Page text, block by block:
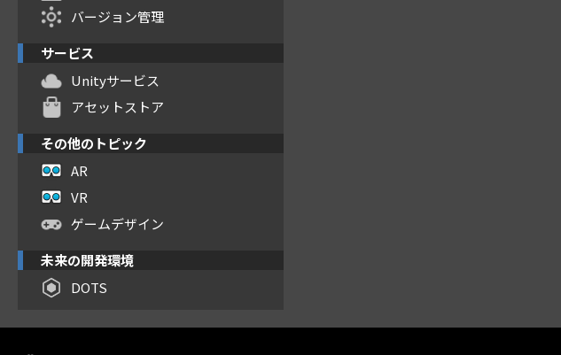
バージョン管理
サービス
Unityサービス
アセットストア
その他のトピック
AR
VR
ゲームデザイン
未来の開発環境
DOTS